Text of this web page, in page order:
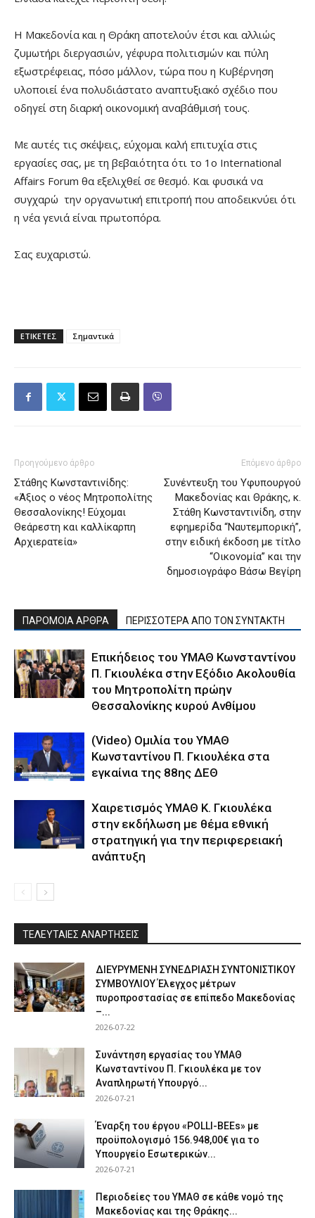
Η Μακεδονία και η Θράκη αποτελούν έτσι και αλλιώς
ζυμωτήρι διεργασιών, γέφυρα πολιτισμών και πύλη
εξωστρέφειας, πόσο μάλλον, τώρα που η Κυβέρνηση
υλοποιεί ένα πολυδιάστατο αναπτυξιακό σχέδιο που
οδηγεί στη διαρκή οικονομική αναβάθμισή τους.
Με αυτές τις σκέψεις, εύχομαι καλή επιτυχία στις
εργασίες σας, με τη βεβαιότητα ότι το 1ο International
Affairs Forum θα εξελιχθεί σε θεσμό. Και φυσικά να
συγχαρώ την οργανωτική επιτροπή που αποδεικνύει ότι
η νέα γενιά είναι πρωτοπόρα.
Σας ευχαριστώ.
ΕΤΙΚΕΤΕΣ Σημαντικά
Προηγούμενο άρθρο
Στάθης Κωνσταντινίδης:
«Άξιος ο νέος Μητροπολίτης
Θεσσαλονίκης! Εύχομαι
Θεάρεστη και καλλίκαρπη
Αρχιερατεία»
Επόμενο άρθρο
Συνέντευξη του Υφυπουργού
Μακεδονίας και Θράκης, κ.
Στάθη Κωνσταντινίδη, στην
εφημερίδα “Ναυτεμπορική”,
στην ειδική έκδοση με τίτλο
“Οικονομία” και την
δημοσιογράφο Βάσω Βεγίρη
ΠΑΡΟΜΟΙΑ ΑΡΘΡΑ ΠΕΡΙΣΣΟΤΕΡΑ ΑΠΟ ΤΟΝ ΣΥΝΤΑΚΤΗ
Επικήδειος του ΥΜΑΘ Κωνσταντίνου
Π. Γκιουλέκα στην Εξόδιο Ακολουθία
του Μητροπολίτη πρώην
Θεσσαλονίκης κυρού Ανθίμου
(Video) Ομιλία του ΥΜΑΘ
Κωνσταντίνου Π. Γκιουλέκα στα
εγκαίνια της 88ης ΔΕΘ
Χαιρετισμός ΥΜΑΘ Κ. Γκιουλέκα
στην εκδήλωση με θέμα εθνική
στρατηγική για την περιφερειακή
ανάπτυξη
ΤΕΛΕΥΤΑΙΕΣ ΑΝΑΡΤΗΣΕΙΣ
ΔΙΕΥΡΥΜΕΝΗ ΣΥΝΕΔΡΙΑΣΗ ΣΥΝΤΟΝΙΣΤΙΚΟΥ
ΣΥΜΒΟΥΛΙΟΥ Έλεγχος μέτρων
πυροπροστασίας σε επίπεδο Μακεδονίας
–...
2026-07-22
Συνάντηση εργασίας του ΥΜΑΘ
Κωνσταντίνου Π. Γκιουλέκα με τον
Αναπληρωτή Υπουργό...
2026-07-21
Έναρξη του έργου «POLLI-BEEs» με
προϋπολογισμό 156.948,00€ για το
Υπουργείο Εσωτερικών...
2026-07-21
Περιοδείες του ΥΜΑΘ σε κάθε νομό της
Μακεδονίας και της Θράκης...